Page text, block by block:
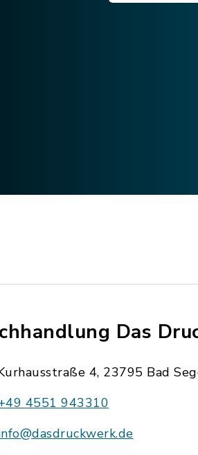
Das
4, 23795 Bad
4551 943310